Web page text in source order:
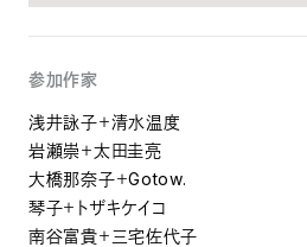
参加作家
浅井詠子＋清水温度
岩瀬崇＋太田圭亮
大橋那奈子＋Gotow.
琴子＋トザキケイコ
南谷富貴＋三宅佐代子